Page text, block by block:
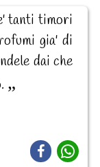
tanti timori
gia' di
dai che